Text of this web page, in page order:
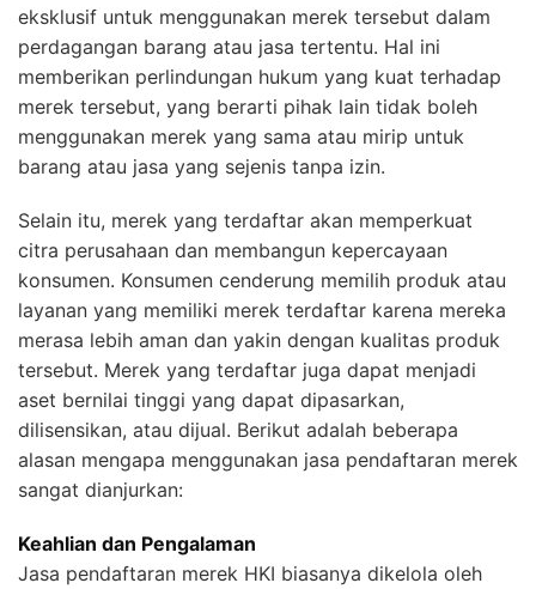
eksklusif untuk menggunakan merek tersebut dalam
perdagangan barang atau jasa tertentu. Hal ini
memberikan perlindungan hukum yang kuat terhadap
merek tersebut, yang berarti pihak lain tidak boleh
menggunakan merek yang sama atau mirip untuk
barang atau jasa yang sejenis tanpa izin.
Selain itu, merek yang terdaftar akan memperkuat
citra perusahaan dan membangun kepercayaan
konsumen. Konsumen cenderung memilih produk atau
layanan yang memiliki merek terdaftar karena mereka
merasa lebih aman dan yakin dengan kualitas produk
tersebut. Merek yang terdaftar juga dapat menjadi
aset bernilai tinggi yang dapat dipasarkan,
dilisensikan, atau dijual. Berikut adalah beberapa
alasan mengapa menggunakan jasa pendaftaran merek
sangat dianjurkan:
Keahlian dan Pengalaman
Jasa pendaftaran merek HKI biasanya dikelola oleh